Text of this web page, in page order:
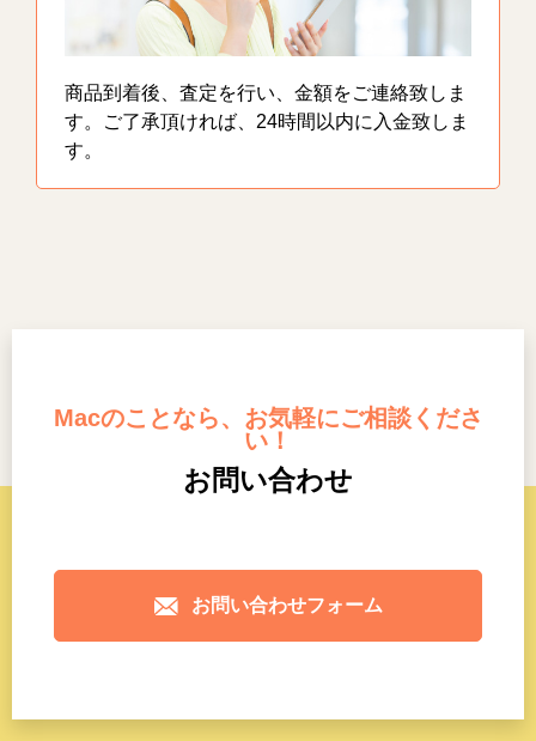
商品到着後、査定を行い、金額をご連絡致しま
す。ご了承頂ければ、24時間以内に入金致しま
す。
Macのことなら、お気軽にご相談くださ
い！
お問い合わせ
お問い合わせフォーム